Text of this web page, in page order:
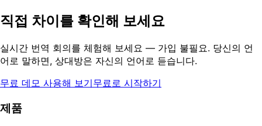
직접 차이를 확인해 보세요
실시간 번역 회의를 체험해 보세요 — 가입 불필요. 당신의 언
어로 말하면, 상대방은 자신의 언어로 듣습니다.
무료 데모 사용해 보기무료로 시작하기
제품